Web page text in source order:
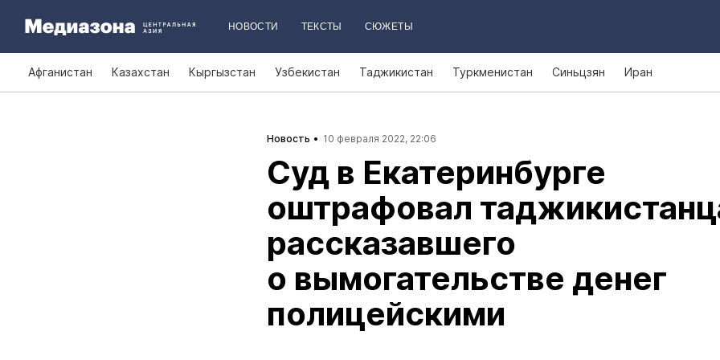
НОВОСТИ ТЕКСТЫ СЮЖЕТЫ
Афганистан Казахстан Кыргызстан Узбекистан Таджикистан Туркменистан Синьцзян Иран
Новость 10 февраля 2022, 22:06
Суд в Екатеринбурге
оштрафовал
рассказавшего
о вымогательстве денег
полицейскими